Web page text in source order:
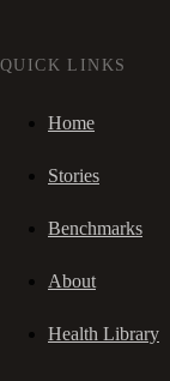
QUICK LINKS
Home
Stories
Benchmarks
About
Health Library